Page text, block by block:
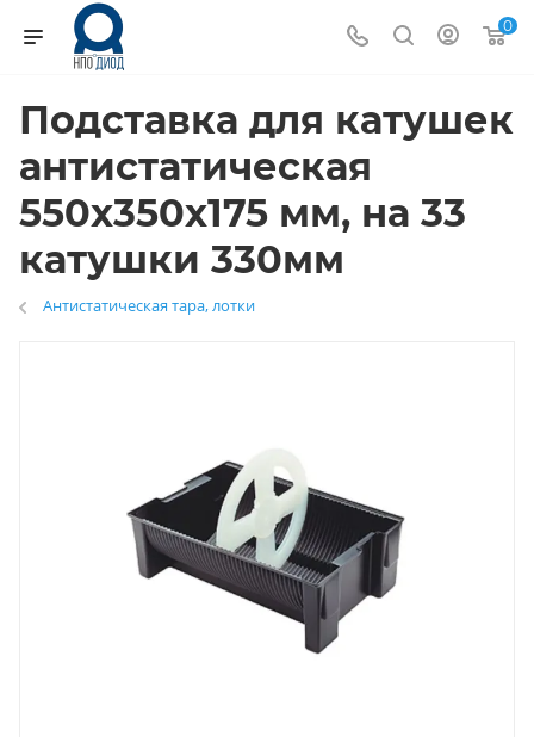
0
Подставка для катушек
антистатическая
550x350x175 мм, на 33
катушки 330мм
Антистатическая тара, лотки